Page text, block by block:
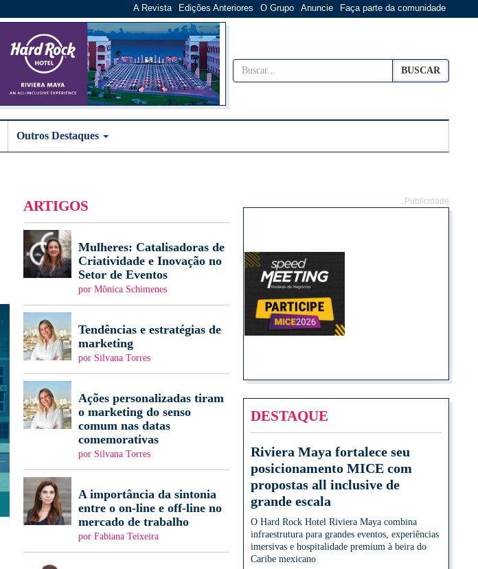
A Revista Edições Anteriores O Grupo Anuncie Faça parte da comunidade
BUSCAR
Outros Destaques
ARTIGOS
Mulheres: Catalisadoras de
Criatividade e Inovação no
Setor de Eventos
por Mônica Schimenes
Tendências e estratégias de
marketing
por Silvana Torres
Ações personalizadas tiram
o marketing do senso
comum nas datas
comemorativas
por Silvana Torres
A importância da sintonia
entre o on-line e off-line no
mercado de trabalho
por Fabiana Teixeira
Publicidade
DESTAQUE
Riviera Maya fortalece seu
posicionamento MICE com
propostas all inclusive de
grande escala
O Hard Rock Hotel Riviera Maya combina
infraestrutura para grandes eventos, experiências
imersivas e hospitalidade premium à beira do
Caribe mexicano